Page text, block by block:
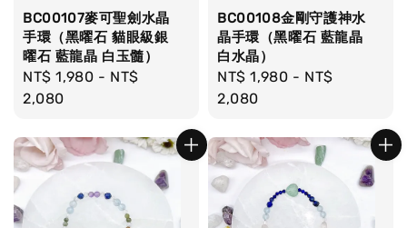
BC00107麥可聖劍水晶
手環（黑曜石 貓眼級銀
曜石 藍龍晶 白玉髓）
Regular
price
NT$ 1,980 - NT$
2,080
BC00108金剛守護神水
晶手環（黑曜石 藍龍晶
白水晶）
Regular
price
NT$ 1,980 - NT$
2,080